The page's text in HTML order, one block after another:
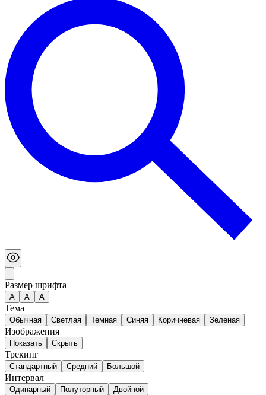
Размер шрифта
А A A
Тема
Обычная Светлая Темная Синяя Коричневая Зеленая
Изображения
Показать Скрыть
Трекинг
Стандартный Средний Большой
Интервал
Одинарный Полуторный Двойной